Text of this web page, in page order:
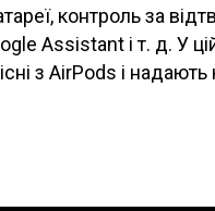
контроль за
Assistant і т. д. У
з AirPods і